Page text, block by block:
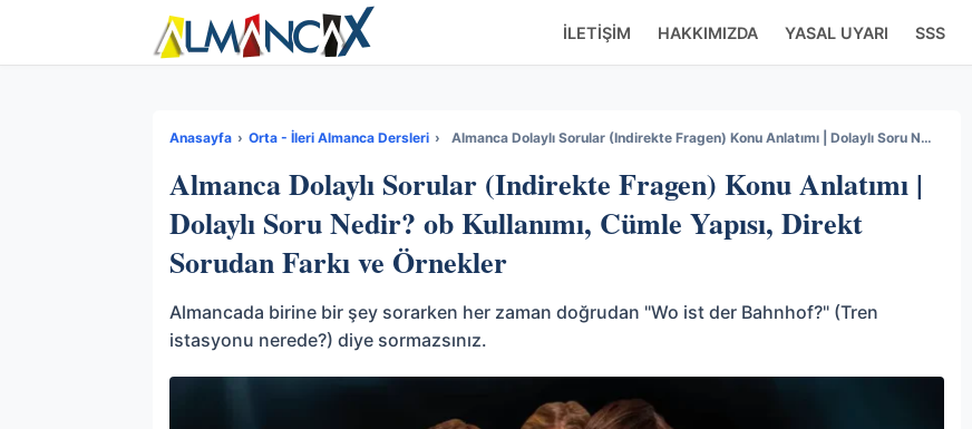
İLETIŞIM HAKKIMIZDA YASAL UYARI SSS
Anasayfa › Orta - İleri Almanca Dersleri › Almanca Dolaylı Sorular (Indirekte Fragen) Konu Anlatımı | Dolaylı Soru Nedir? ob Kullanımı, Cümle Yapısı, Direkt Sorudan Farkı ve Örnekler
Almanca Dolaylı Sorular (Indirekte Fragen) Konu Anlatımı |
Dolaylı Soru Nedir? ob Kullanımı, Cümle Yapısı, Direkt
Sorudan Farkı ve Örnekler
Almancada birine bir şey sorarken her zaman doğrudan "Wo ist der Bahnhof?" (Tren
istasyonu nerede?) diye sormazsınız.